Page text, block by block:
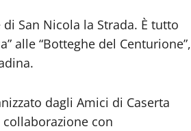
San Nicola la Strada. È tutto
alle “Botteghe del Centurione”,
dagli Amici di Caserta
collaborazione con